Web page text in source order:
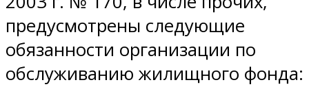
предусмотрены следующие
обязанности организации по
обслуживанию жилищного фонда: